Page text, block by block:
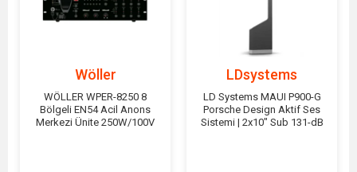
Wöller
WÖLLER WPER-8250 8
Bölgeli EN54 Acil Anons
Merkezi Ünite 250W/100V
LDsystems
LD Systems MAUI P900-G
Porsche Design Aktif Ses
Sistemi | 2x10" Sub 131-dB